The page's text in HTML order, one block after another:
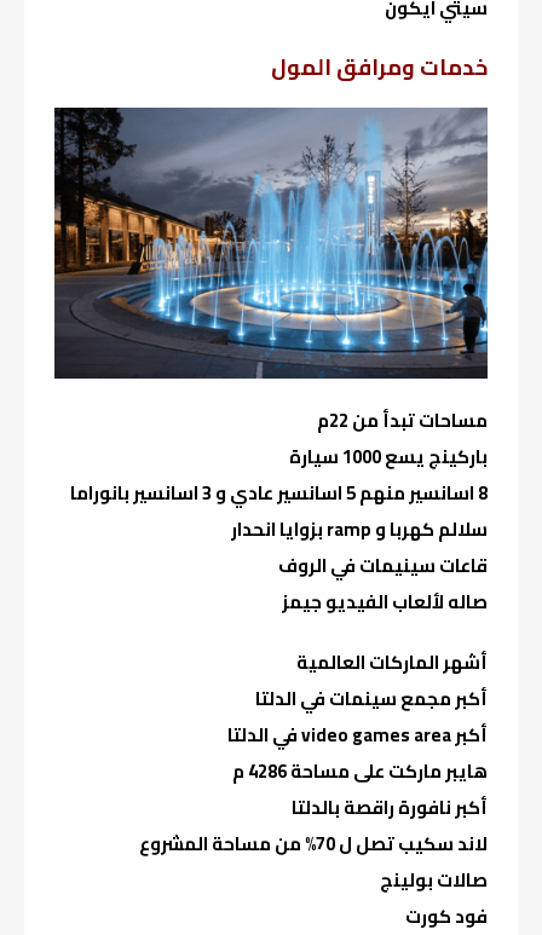
سيتي ايكون
خدمات ومرافق المول
مساحات تبدأ من 22م
باركينج يسع 1000 سيارة
8 اسانسير منهم 5 اسانسير عادي و 3 اسانسير بانوراما
سلالم كهربا و ramp بزوايا انحدار
قاعات سينيمات في الروف
صاله لألعاب الفيديو جيمز
أشهر الماركات العالمية
أكبر مجمع سينمات في الدلتا
أكبر video games area في الدلتا
هايبر ماركت على مساحة 4286 م
أكبر نافورة راقصة بالدلتا
لاند سكيب تصل ل 70% من مساحة المشروع
صالات بولينج
فود كورت